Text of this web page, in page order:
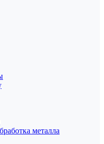
металла